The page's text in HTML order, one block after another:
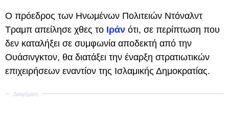
Ο πρόεδρος των Ηνωμένων Πολιτειών Ντόναλντ
Τραμπ απείλησε χθες το Ιράν ότι, σε περίπτωση που
δεν καταλήξει σε συμφωνία αποδεκτή από την
Ουάσινγκτον, θα διατάξει την έναρξη στρατιωτικών
επιχειρήσεων εναντίον της Ισλαμικής Δημοκρατίας.